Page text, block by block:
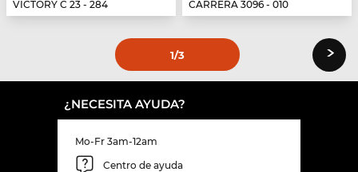
VICTORY C 23 - 284
CARRERA 3096 - 010
1/3 ›
¿NECESITA AYUDA?
Mo-Fr 3am-12am
Centro de ayuda